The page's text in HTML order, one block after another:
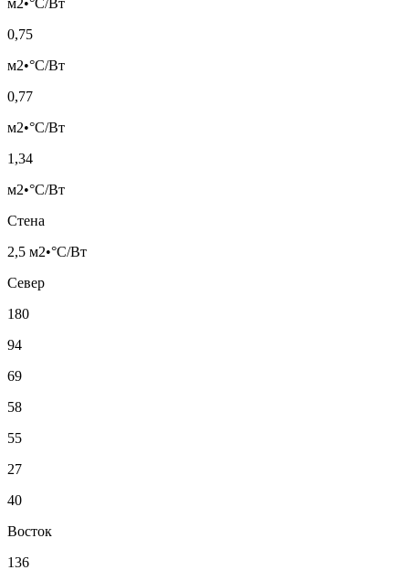
0,75
м2•°С/Вт
0,77
м2•°С/Вт
1,34
м2•°С/Вт
Стена
2,5 м2•°С/Вт
Север
180
94
69
58
55
27
40
Восток
136